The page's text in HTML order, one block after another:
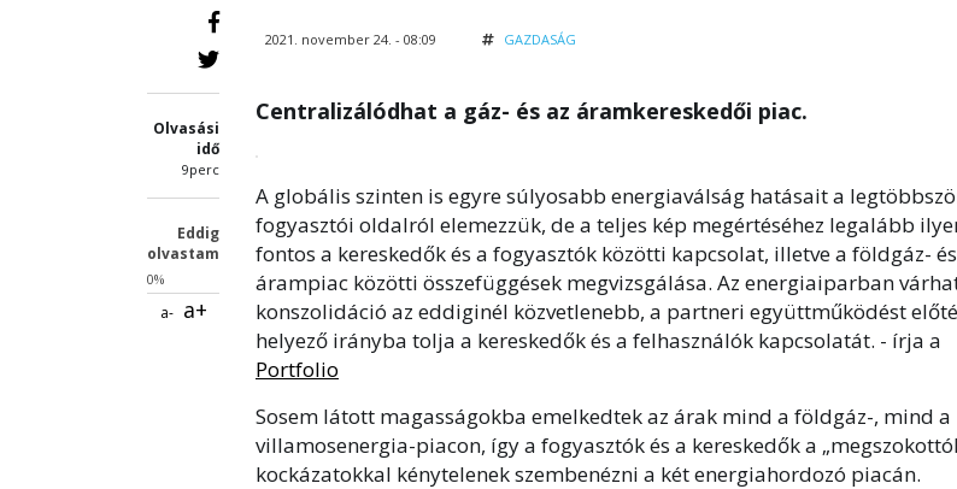
Olvasási
idő
9perc
Eddig
olvastam
0%
a- a+
2021. november 24. - 08:09 GAZDASÁG
Centralizálódhat a gáz- és az áramkereskedői piac.
A globális szinten is egyre súlyosabb energiaválság hatásait a
fogyasztói oldalról elemezzük, de a teljes kép megértéséhez legalább
fontos a kereskedők és a fogyasztók közötti kapcsolat, illetve a földgáz-
árampiac közötti összefüggések megvizsgálása. Az energiaiparban
konszolidáció az eddiginél közvetlenebb, a partneri együttműködést
helyező irányba tolja a kereskedők és a felhasználók kapcsolatát. - írja a
Portfolio
Sosem látott magasságokba emelkedtek az árak mind a földgáz-, mind a
villamosenergia-piacon, így a fogyasztók és a kereskedők a
kockázatokkal kénytelenek szembenézni a két energiahordozó piacán.